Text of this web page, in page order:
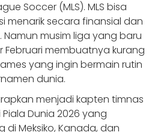
Soccer (MLS). MLS bisa
menarik secara finansial dan
musim liga yang baru
Februari membuatnya kurang
yang ingin bermain rutin
dunia.
menjadi kapten timnas
Dunia 2026 yang
di Meksiko, Kanada, dan